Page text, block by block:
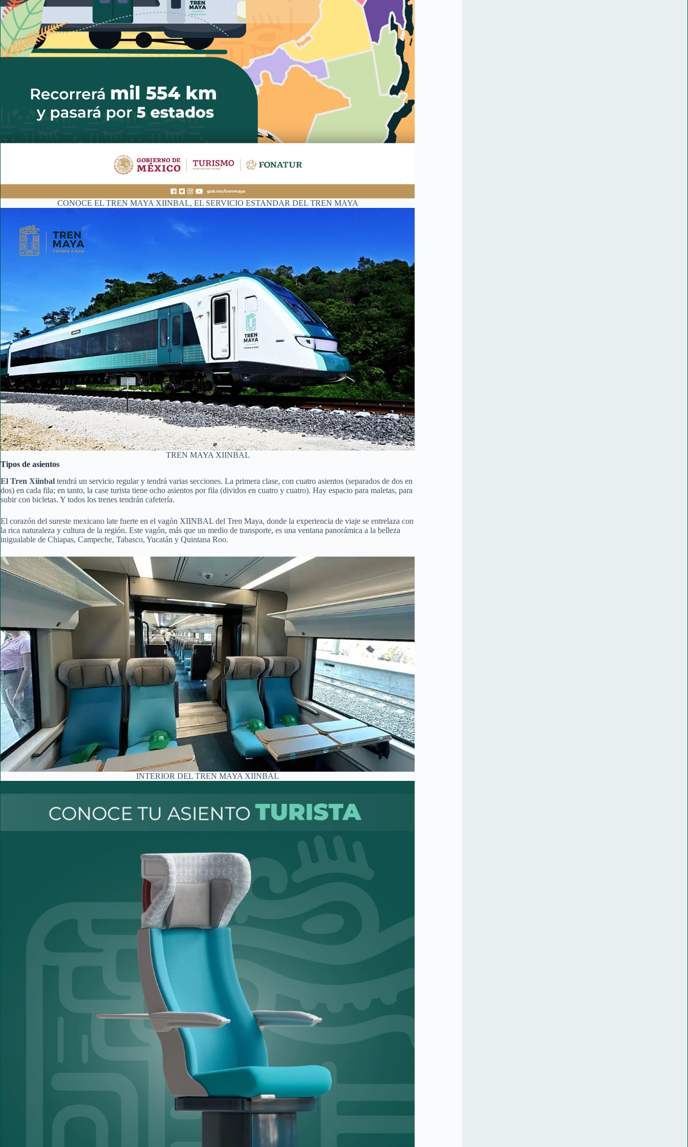
CONOCE EL TREN MAYA XIINBAL, EL SERVICIO ESTANDAR DEL TREN MAYA
TREN MAYA XIINBAL
Tipos de asientos
El Tren Xiinbal tendrá un servicio regular y tendrá varias secciones. La primera clase, con cuatro asientos (separados de dos en
dos) en cada fila; en tanto, la case turista tiene ocho asientos por fila (dividos en cuatro y cuatro). Hay espacio para maletas, para
subir con bicletas. Y todos los trenes tendrán cafetería.
El corazón del sureste mexicano late fuerte en el vagón XIINBAL del Tren Maya, donde la experiencia de viaje se entrelaza con
la rica naturaleza y cultura de la región. Este vagón, más que un medio de transporte, es una ventana panorámica a la belleza
inigualable de Chiapas, Campeche, Tabasco, Yucatán y Quintana Roo.
INTERIOR DEL TREN MAYA XIINBAL